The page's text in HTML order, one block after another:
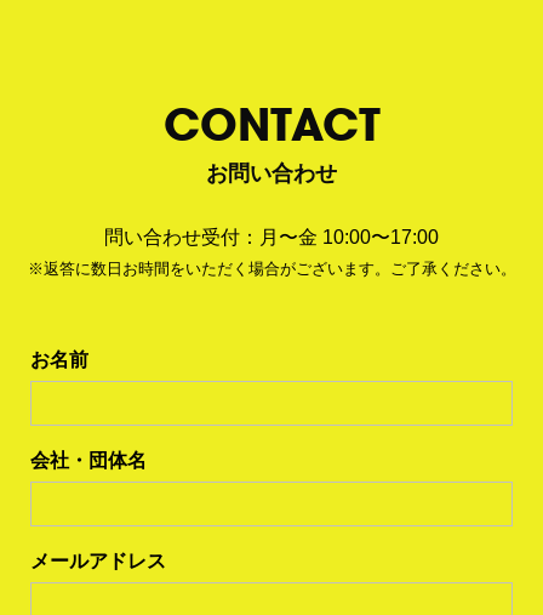
CONTACT
お問い合わせ
問い合わせ受付：月〜金 10:00〜17:00
※返答に数日お時間をいただく場合がございます。ご了承ください。
お名前
会社・団体名
メールアドレス